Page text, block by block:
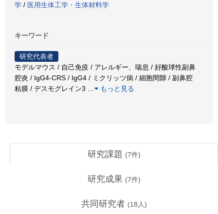
学 / 医用生体工学・生体材料学
キーワード
研究代表者
モデルマウス / 自己免疫 / アレルギー、喘息 / 好酸球性副鼻
腔炎 / IgG4-CRS / IgG4 / ミクリッツ病 / 細胞間隙 / 副鼻腔
粘膜 / デスモグレイン3
もっと見る
研究課題 (7件)
研究成果 (7件)
共同研究者 (18 人)